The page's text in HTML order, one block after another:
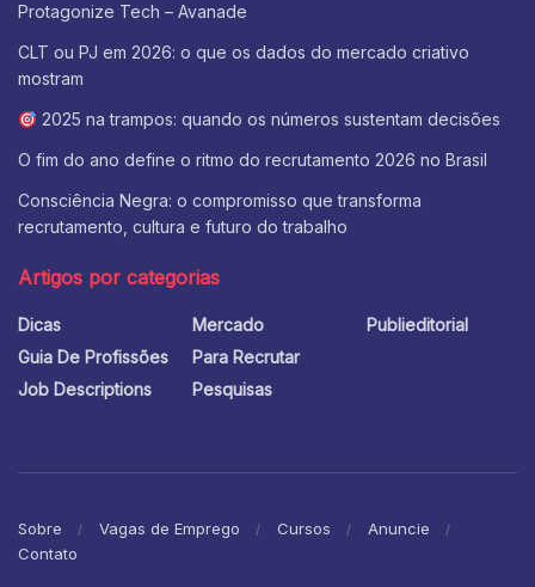
Protagonize Tech – Avanade
CLT ou PJ em 2026: o que os dados do mercado criativo
mostram
2025 na trampos: quando os números sustentam decisões
O fim do ano define o ritmo do recrutamento 2026 no Brasil
Consciência Negra: o compromisso que transforma
recrutamento, cultura e futuro do trabalho
Artigos por categorias
Dicas
Guia De Profissões
Job Descriptions
Mercado
Para Recrutar
Pesquisas
Publieditorial
Sobre Vagas de Emprego Cursos
Anuncie
Contato